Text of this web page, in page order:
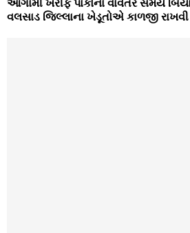
આગામી ખરીફ પાકોના વાવેતર સમયે
વલસાડ જિલ્લાના ખેડૂતોએ કાળજી રાખવી